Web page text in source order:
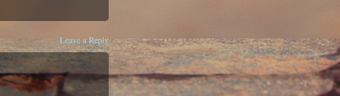
Leave a Reply